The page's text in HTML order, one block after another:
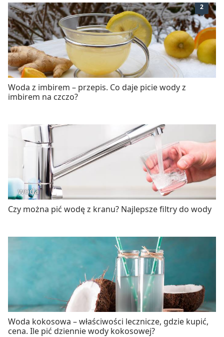
2
Woda z imbirem – przepis. Co daje picie wody z
imbirem na czczo?
woda
Czy można pić wodę z kranu? Najlepsze filtry do wody
Woda kokosowa – właściwości lecznicze, gdzie kupić,
cena. Ile pić dziennie wody kokosowej?